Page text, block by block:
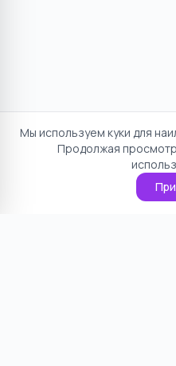
Мы используем куки для
Продолжая